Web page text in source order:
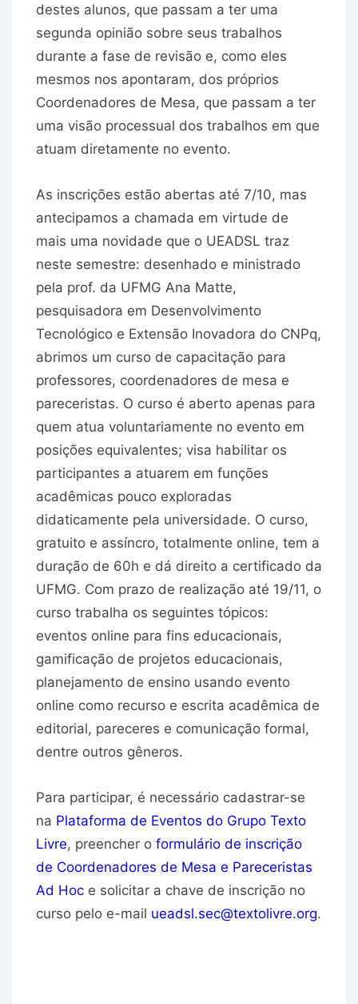
destes alunos, que passam a ter uma
segunda opinião sobre seus trabalhos
durante a fase de revisão e, como eles
mesmos nos apontaram, dos próprios
Coordenadores de Mesa, que passam a ter
uma visão processual dos trabalhos em que
atuam diretamente no evento.
As inscrições estão abertas até 7/10, mas
antecipamos a chamada em virtude de
mais uma novidade que o UEADSL traz
neste semestre: desenhado e ministrado
pela prof. da UFMG Ana Matte,
pesquisadora em Desenvolvimento
Tecnológico e Extensão Inovadora do CNPq,
abrimos um curso de capacitação para
professores, coordenadores de mesa e
pareceristas. O curso é aberto apenas para
quem atua voluntariamente no evento em
posições equivalentes; visa habilitar os
participantes a atuarem em funções
acadêmicas pouco exploradas
didaticamente pela universidade. O curso,
gratuito e assíncro, totalmente online, tem a
duração de 60h e dá direito a certificado da
UFMG. Com prazo de realização até 19/11, o
curso trabalha os seguintes tópicos:
eventos online para fins educacionais,
gamificação de projetos educacionais,
planejamento de ensino usando evento
online como recurso e escrita acadêmica de
editorial, pareceres e comunicação formal,
dentre outros gêneros.
Para participar, é necessário cadastrar-se
na Plataforma de Eventos do Grupo Texto
Livre, preencher o formulário de inscrição
de Coordenadores de Mesa e Pareceristas
Ad Hoc e solicitar a chave de inscrição no
curso pelo e-mail ueadsl.sec@textolivre.org.